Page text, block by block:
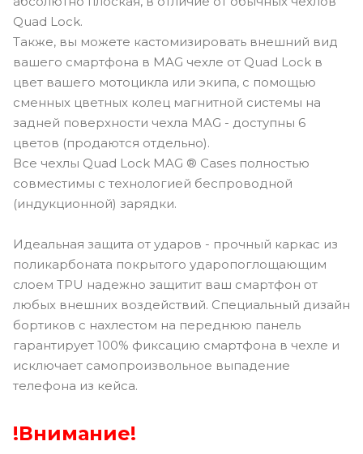
Quad Lock.
Также, вы можете кастомизировать внешний вид
вашего смартфона в MAG чехле от Quad Lock в
цвет вашего мотоцикла или экипа, с помощью
сменных цветных колец магнитной системы на
задней поверхности чехла MAG - доступны 6
цветов (продаются отдельно).
Все чехлы Quad Lock MAG ® Cases полностью
совместимы с технологией беспроводной
(индукционной) зарядки.
Идеальная защита от ударов - прочный каркас из
поликарбоната покрытого ударопоглощающим
слоем TPU надежно защитит ваш смартфон от
любых внешних воздействий. Специальный дизайн
бортиков с нахлестом на переднюю панель
гарантирует 100% фиксацию смартфона в чехле и
исключает самопроизвольное выпадение
телефона из кейса.
!Внимание!